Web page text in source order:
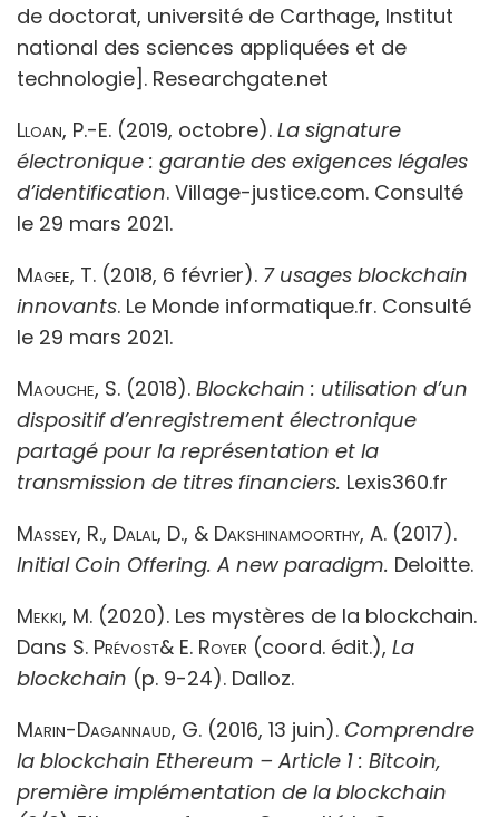
de doctorat, université de Carthage, Institut
national des sciences appliquées et de
technologie]. Researchgate.net
Lloan, P.-E. (2019, octobre). La signature
électronique : garantie des exigences légales
d’identification. Village-justice.com. Consulté
le 29 mars 2021.
Magee, T. (2018, 6 février). 7 usages blockchain
innovants. Le Monde informatique.fr. Consulté
le 29 mars 2021.
Maouche, S. (2018). Blockchain : utilisation d’un
dispositif d’enregistrement électronique
partagé pour la représentation et la
transmission de titres financiers. Lexis360.fr
Massey, R., Dalal, D., & Dakshinamoorthy, A. (2017).
Initial Coin Offering. A new paradigm. Deloitte.
Mekki, M. (2020). Les mystères de la blockchain.
Dans S. Prévost& E. Royer (coord. édit.), La
blockchain (p. 9-24). Dalloz.
Marin-Dagannaud, G. (2016, 13 juin). Comprendre
la blockchain Ethereum – Article 1 : Bitcoin,
première implémentation de la blockchain